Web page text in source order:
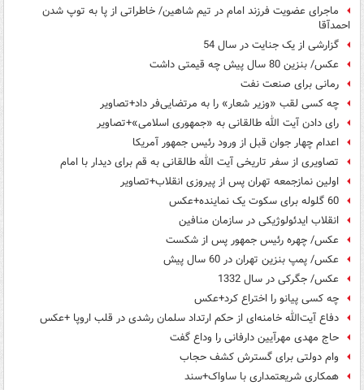
ماجرای عضویت فرزند امام در تیم شاهین/ خاطراتی از پا به توپ شدن
احمدآقا
گزارشی از یک جنایت در سال 54
عکس/ بنزین 80 سال پیش چه قیمتی داشت
رمانی برای صنعت نفت
چه کسی لقب «وزیر شعار» را به مرتضایی‌فر داد+تصاویر
رای دادن آیت الله طالقانی به «جمهوری اسلامی»+تصاویر
اعدام چهار جوان قبل از ورود رئیس جمهور آمریکا
تصاویری از سفر تاریخی آیت الله طالقانی به قم برای دیدار با امام
اولین نمازجمعه‌ تهران پس از پیروزی انقلاب+تصاویر
60 گلوله برای سکوت یک نماینده+عکس
انقلاب ایدئولوژیکی در سازمان منافین
عکس/ چهره رئیس جمهور پس از شکست
عکس/ پمپ بنزین تهران در 60 سال پیش
عکس/ جگرکی در سال 1332
چه کسی پیانو را اختراع کرد+عکس
دفاع آیت‌الله خامنه‌ای از حکم ارتداد سلمان رشدی در قلب اروپا +عکس
حاج مهدی مهرآیین دارفانی را وداع گفت
وام دولتی برای گسترش کشف حجاب
همکاری شریعتمداری با ساواک+سند